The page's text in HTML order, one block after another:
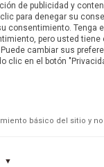
de publicidad y
para denegar su
consentimiento. Tenga
pero usted
cambiar sus
clic en el botón
básico del sitio y
▼